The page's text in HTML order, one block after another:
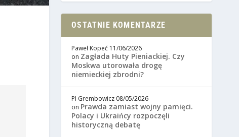
OSTATNIE KOMENTARZE
Paweł Kopeć 11/06/2026
on Zagłada Huty Pieniackiej. Czy
Moskwa utorowała drogę
niemieckiej zbrodni?
PI Grembowicz 08/05/2026
on Prawda zamiast wojny pamięci.
Polacy i Ukraińcy rozpoczęli
historyczną debatę